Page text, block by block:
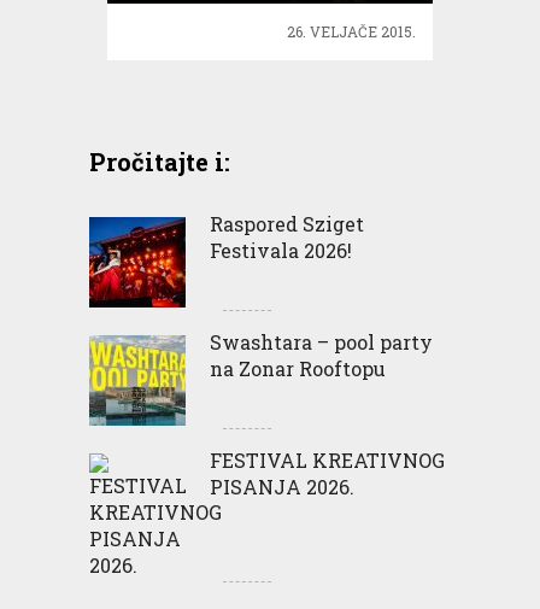
26. VELJAČE 2015.
Pročitajte i:
Raspored Sziget
Festivala 2026!
Swashtara – pool party
na Zonar Rooftopu
FESTIVAL KREATIVNOG
PISANJA 2026.